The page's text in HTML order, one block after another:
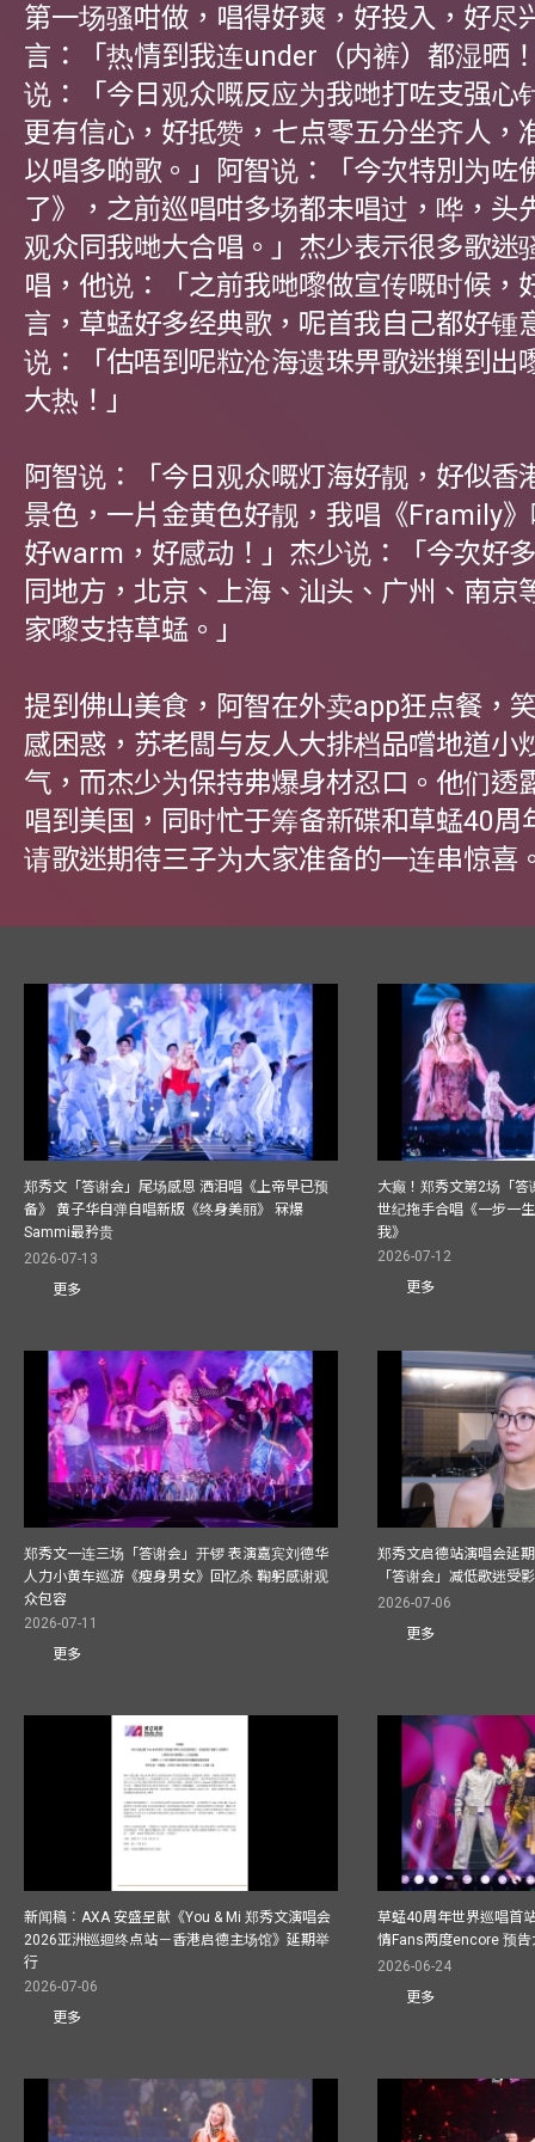
第一场骚咁做，唱得好爽，好投入，好尽
言：「热情到我连under（内裤）都湿晒
说：「今日观众嘅反应为我哋打咗支强心
更有信心，好抵赞，七点零五分坐齐人，
以唱多啲歌。」阿智说：「今次特別为咗
了》，之前巡唱咁多场都未唱过，哗，头
观众同我哋大合唱。」杰少表示很多歌迷
唱，他说：「之前我哋嚟做宣传嘅时候，
言，草蜢好多经典歌，呢首我自己都好锺
说：「估唔到呢粒沧海遗珠畀歌迷摷到出
大热！」
阿智说：「今日观众嘅灯海好靓，好似香
景色，一片金黄色好靓，我唱《Framily
好warm，好感动！」杰少说：「今次好
同地方，北京、上海、汕头、广州、南京
家嚟支持草蜢。」
提到佛山美食，阿智在外卖app狂点餐，
感困惑，苏老闆与友人大排档品嚐地道小
气，而杰少为保持弗爆身材忍口。他们透
唱到美国，同时忙于筹备新碟和草蜢40周
请歌迷期待三子为大家准备的一连串惊喜
郑秀文「答谢会」尾场感恩 洒泪唱《上帝早已预
备》 黄子华自弹自唱新版《终身美丽》 冧爆
Sammi最矜贵
2026-07-13
更多
大癫！郑秀文第2场「
世纪拖手合唱《一步一
我》
2026-07-12
更多
郑秀文一连三场「答谢会」开锣 表演嘉宾刘德华
人力小黄车巡游《瘦身男女》回忆杀 鞠躬感谢观
众包容
2026-07-11
更多
郑秀文启德站演唱会延
「答谢会」减低歌迷受
2026-07-06
更多
新闻稿︰AXA 安盛呈献《You & Mi 郑秀文演唱会
2026亚洲巡迴终点站－香港启德主场馆》延期举
行
2026-07-06
更多
草蜢40周年世界巡唱首
情Fans两度encore 预
2026-06-24
更多